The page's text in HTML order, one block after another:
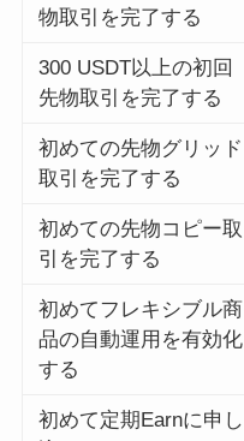
物取引を完了する
300 USDT以上の初回
先物取引を完了する
初めての先物グリッド
取引を完了する
初めての先物コピー取
引を完了する
初めてフレキシブル商
品の自動運用を有効化
する
初めて定期Earnに申し